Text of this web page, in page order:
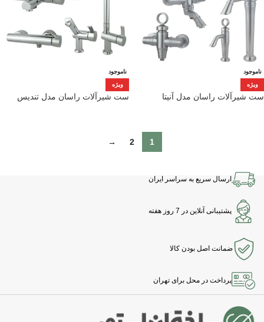
ناموجود
ویژه
ست شیرآلات راسان مدل آنیتا
ناموجود
ویژه
ست شیرآلات راسان مدل تندیس
1
2
→
ارسال سریع به سراسر ایران
پشتیبانی آنلاین در 7 روز هفته
ضمانت اصل بودن کالا
پرداخت در محل برای تهران